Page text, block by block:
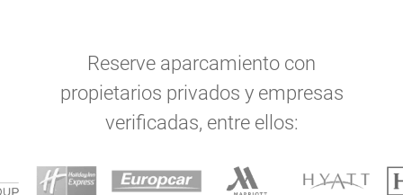
Reserve aparcamiento con
propietarios privados y empresas
verificadas, entre ellos: